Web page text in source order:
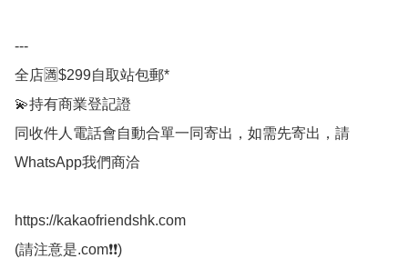
---
全店🈵$299自取站包郵*
💫持有商業登記證
同收件人電話會自動合單一同寄出，如需先寄出，請
WhatsApp我們商洽
https://kakaofriendshk.com
(請注意是.com❗❗)